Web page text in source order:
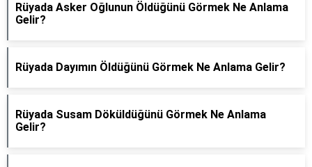
Rüyada Asker Oğlunun Öldüğünü Görmek Ne Anlama
Gelir?
Rüyada Dayımın Öldüğünü Görmek Ne Anlama Gelir?
Rüyada Susam Döküldüğünü Görmek Ne Anlama
Gelir?